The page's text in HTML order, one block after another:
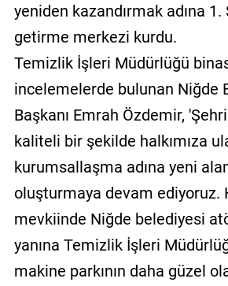
yeniden kazandırmak adına 1.
getirme merkezi kurdu.
Temizlik İşleri Müdürlüğü
incelemelerde bulunan Niğde
Başkanı Emrah Özdemir,
kaliteli bir şekilde halkımıza
kurumsallaşma adına yeni
oluşturmaya devam ediyoruz.
mevkiinde Niğde belediyesi
yanına Temizlik İşleri
makine parkının daha güzel